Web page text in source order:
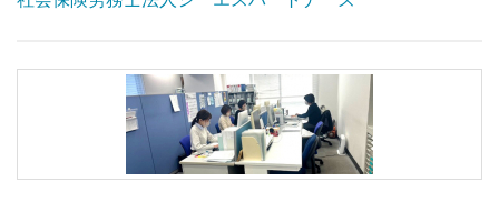
働くことに大きな不安を持っていましたが、アルバイトを
て丁寧に教えてくださいます。
その過程で、パソコンスキル、やっている仕事が何に繋が
っているか、なども幅広く学べます。